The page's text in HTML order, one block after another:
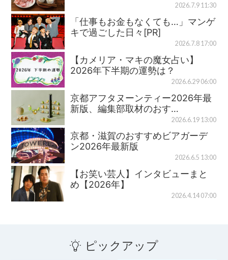
2026.7.9 11:30
「仕事もお金もなくても…」マンゲ
キで過ごした日々[PR]
2026.7.8 17:00
【カメリア・マキの魔女占い】
2026年下半期の運勢は？
2026.6.29 06:00
京都アフタヌーンティー2026年最
新版、編集部取材のおす…
2026.6.19 13:00
京都・滋賀のおすすめビアガーデ
ン2026年最新版
2026.6.5 13:00
【お笑い芸人】インタビューまと
め【2026年】
2026.4.14 07:00
ピックアップ